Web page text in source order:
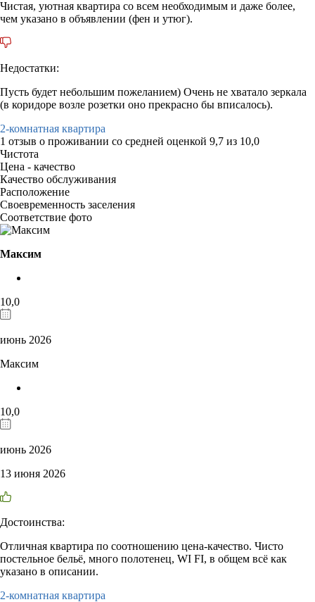
Чистая, уютная квартира со всем необходимым и даже более,
чем указано в объявлении (фен и утюг).
Недостатки:
Пусть будет небольшим пожеланием) Очень не хватало зеркала
(в коридоре возле розетки оно прекрасно бы вписалось).
2-комнатная квартира
1 отзыв о проживании со средней оценкой 9,7 из 10,0
Чистота
Цена - качество
Качество обслуживания
Расположение
Своевременность заселения
Соответствие фото
Максим
10,0
июнь 2026
Максим
10,0
июнь 2026
13 июня 2026
Достоинства:
Отличная квартира по соотношению цена-качество. Чисто
постельное бельё, много полотенец, WI FI, в общем всё как
указано в описании.
2-комнатная квартира